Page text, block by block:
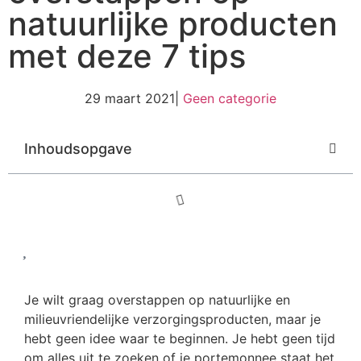
natuurlijke producten
met deze 7 tips
29 maart 2021 Geen categorie
Inhoudsopgave
Je wilt graag overstappen op natuurlijke en
milieuvriendelijke verzorgingsproducten, maar je
hebt geen idee waar te beginnen. Je hebt geen tijd